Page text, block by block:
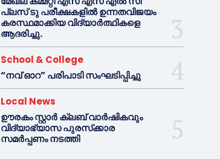
പ്ലസ് ടു പരീക്ഷകളിൽ ഉന്നതവിജയം
കരസ്ഥമാക്കിയ വിദ്യാർത്ഥികളെ
ആദരിച്ചു.
School & College
“നവ് ഓറ” പരിപാടി സംഘടിപ്പിച്ചു
Local News
ഊരകം സ്റ്റാർ ക്ലബ് വാർഷികവും
വിദ്യാഭ്യാസ പുരസ്‌ക്കാര
സമർപ്പണം നടത്തി